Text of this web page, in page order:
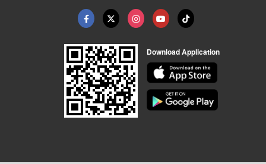
Download Application